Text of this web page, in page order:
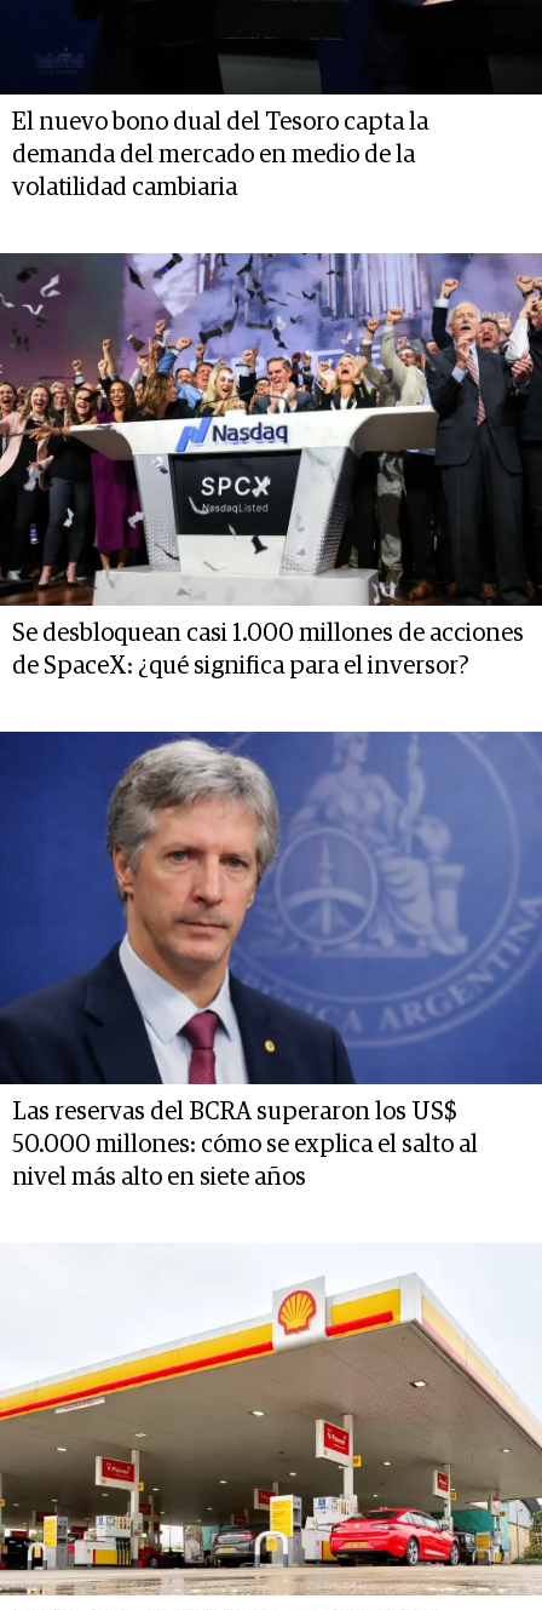
El nuevo bono dual del Tesoro capta la
demanda del mercado en medio de la
volatilidad cambiaria
Se desbloquean casi 1.000 millones de acciones
de SpaceX: ¿qué significa para el inversor?
Las reservas del BCRA superaron los US$
50.000 millones: cómo se explica el salto al
nivel más alto en siete años